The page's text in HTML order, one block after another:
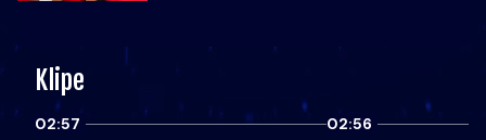
Klipe
02:57 02:56